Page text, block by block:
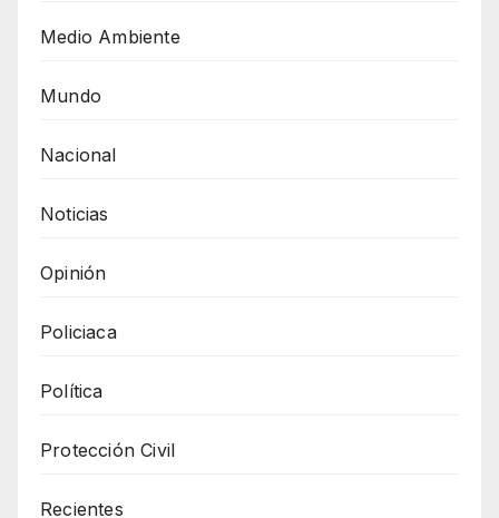
Medio Ambiente
Mundo
Nacional
Noticias
Opinión
Policiaca
Política
Protección Civil
Recientes